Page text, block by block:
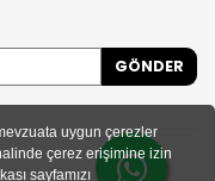
uygun çerezler
çerez erişimine izin
sayfamızı